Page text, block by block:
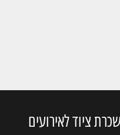
ציוד לאירועים